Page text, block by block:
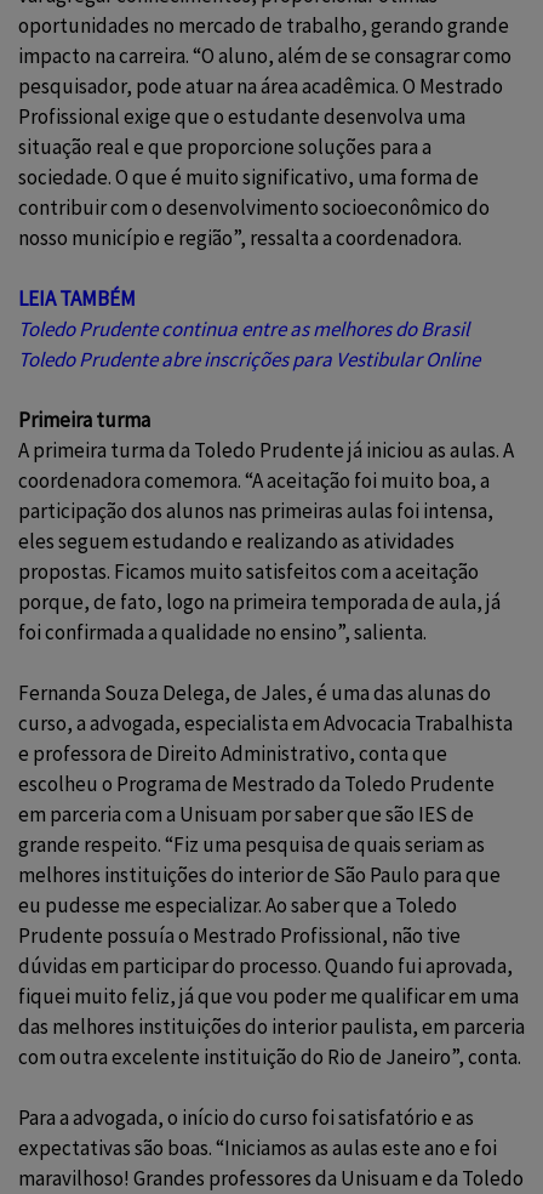
oportunidades no mercado de trabalho, gerando grande
impacto na carreira. “O aluno, além de se consagrar como
pesquisador, pode atuar na área acadêmica. O Mestrado
Profissional exige que o estudante desenvolva uma
situação real e que proporcione soluções para a
sociedade. O que é muito significativo, uma forma de
contribuir com o desenvolvimento socioeconômico do
nosso município e região”, ressalta a coordenadora.
LEIA TAMBÉM
Toledo Prudente continua entre as melhores do Brasil
Toledo Prudente abre inscrições para Vestibular Online
Primeira turma
A primeira turma da Toledo Prudente já iniciou as aulas. A
coordenadora comemora. “A aceitação foi muito boa, a
participação dos alunos nas primeiras aulas foi intensa,
eles seguem estudando e realizando as atividades
propostas. Ficamos muito satisfeitos com a aceitação
porque, de fato, logo na primeira temporada de aula, já
foi confirmada a qualidade no ensino”, salienta.
Fernanda Souza Delega, de Jales, é uma das alunas do
curso, a advogada, especialista em Advocacia Trabalhista
e professora de Direito Administrativo, conta que
escolheu o Programa de Mestrado da Toledo Prudente
em parceria com a Unisuam por saber que são IES de
grande respeito. “Fiz uma pesquisa de quais seriam as
melhores instituições do interior de São Paulo para que
eu pudesse me especializar. Ao saber que a Toledo
Prudente possuía o Mestrado Profissional, não tive
dúvidas em participar do processo. Quando fui aprovada,
fiquei muito feliz, já que vou poder me qualificar em uma
das melhores instituições do interior paulista, em parceria
com outra excelente instituição do Rio de Janeiro”, conta.
Para a advogada, o início do curso foi satisfatório e as
expectativas são boas. “Iniciamos as aulas este ano e foi
maravilhoso! Grandes professores da Unisuam e da Toledo